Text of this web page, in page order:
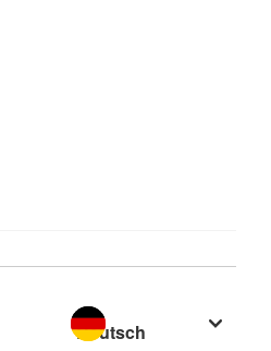
Sprache wechseln zu